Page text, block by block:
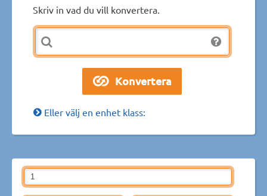
Skriv in vad du vill konvertera.
Eller välj en enhet klass: